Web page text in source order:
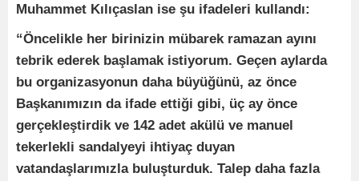
Muhammet Kılıçaslan ise şu ifadeleri kullandı:
“Öncelikle her birinizin mübarek ramazan ayını
tebrik ederek başlamak istiyorum. Geçen aylarda
bu organizasyonun daha büyüğünü, az önce
Başkanımızın da ifade ettiği gibi, üç ay önce
gerçekleştirdik ve 142 adet akülü ve manuel
tekerlekli sandalyeyi ihtiyaç duyan
vatandaşlarımızla buluşturduk. Talep daha fazla